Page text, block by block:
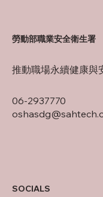
勞動部職業安全衛生署
推動職場永續健康與
06-2937770
SOCIALS